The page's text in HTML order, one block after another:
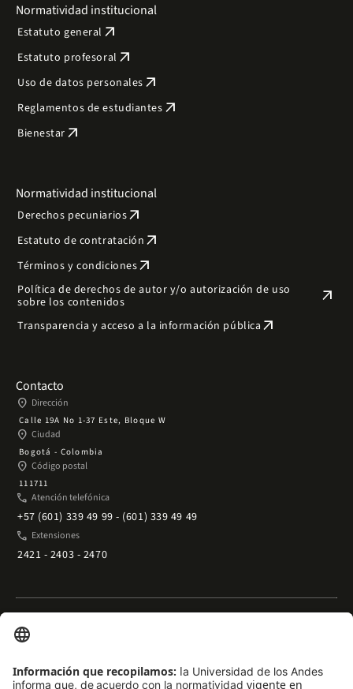
Normatividad institucional
Estatuto general arrow_outward
Estatuto profesoral arrow_outward
Uso de datos personales arrow_outward
Reglamentos de estudiantes arrow_outward
Bienestar arrow_outward
Normatividad institucional
Derechos pecuniariosarrow_outward
Estatuto de contratación arrow_outward
Términos y condicionesarrow_outward
Política de derechos de autor y/o autorización de uso
sobre los contenidos
arrow_outward
Transparencia y acceso a la información pública arrow_outward
Contacto
place Dirección
Calle 19A No 1-37 Este, Bloque W
place Ciudad
Bogotá - Colombia
place Código postal
111711
phone Atención telefónica
+57 (601) 339 49 99 - (601) 339 49 49
phone Extensiones
2421 - 2403 - 2470
Enlaces rápidos